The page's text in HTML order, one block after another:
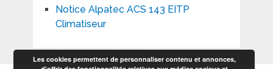
Notice Alpatec ACS 143 EITP
Climatiseur
Les cookies permettent de personnaliser contenu et annonces,